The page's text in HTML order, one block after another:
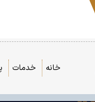
خانه خدمات